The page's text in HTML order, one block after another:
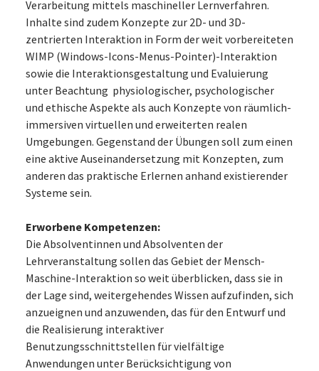
Verarbeitung mittels maschineller Lernverfahren.
Inhalte sind zudem Konzepte zur 2D- und 3D-
zentrierten Interaktion in Form der weit vorbereiteten
WIMP (Windows-Icons-Menus-Pointer)-Interaktion
sowie die Interaktionsgestaltung und Evaluierung
unter Beachtung physiologischer, psychologischer
und ethische Aspekte als auch Konzepte von räumlich-
immersiven virtuellen und erweiterten realen
Umgebungen. Gegenstand der Übungen soll zum einen
eine aktive Auseinandersetzung mit Konzepten, zum
anderen das praktische Erlernen anhand existierender
Systeme sein.
Erworbene Kompetenzen:
Die Absolventinnen und Absolventen der
Lehrveranstaltung sollen das Gebiet der Mensch-
Maschine-Interaktion so weit überblicken, dass sie in
der Lage sind, weitergehendes Wissen aufzufinden, sich
anzueignen und anzuwenden, das für den Entwurf und
die Realisierung interaktiver
Benutzungsschnittstellen für vielfältige
Anwendungen unter Berücksichtigung von